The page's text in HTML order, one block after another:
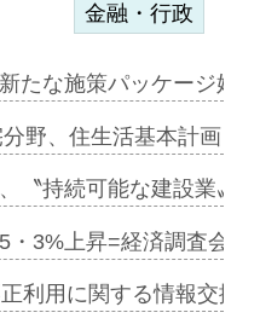
金融・行政
たな施策パッケージ始
野、住生活基本計画を
〝持続可能な建設業〟
・3%上昇=経済調査会
利用に関する情報交換